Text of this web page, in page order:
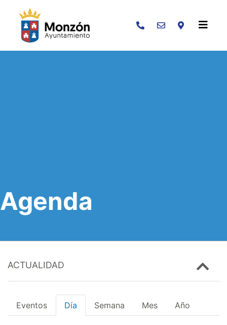
Buscar
Agenda
ACTUALIDAD
Eventos Día Semana Mes Año